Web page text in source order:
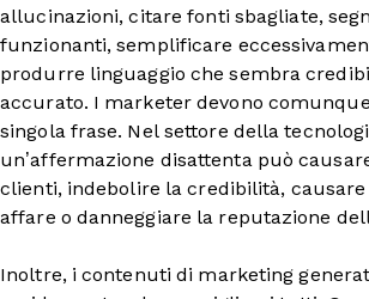
allucinazioni, citare fonti sbagliate,
funzionanti, semplificare
produrre linguaggio che sembra
accurato. I marketer devono
singola frase. Nel settore della
un’affermazione disattenta può
clienti, indebolire la credibilità,
affare o danneggiare la reputazione
Inoltre, i contenuti di marketing